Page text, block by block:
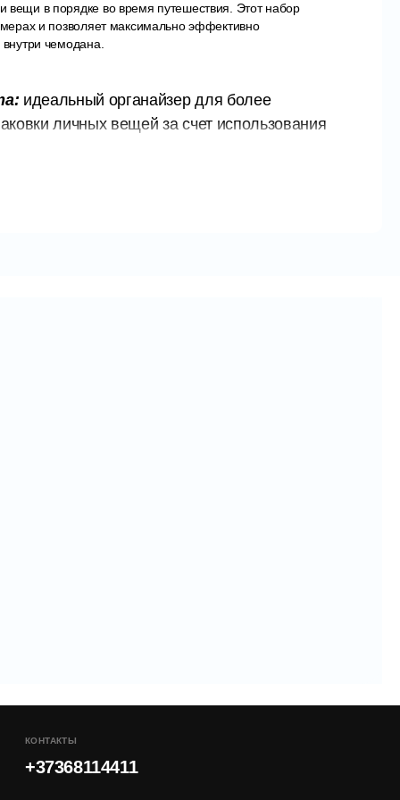
вещи в порядке во время путешествия. Этот набор
и позволяет максимально эффективно
внутри чемодана.
идеальный органайзер для более
личных вещей за счет использования
сумки.
КОНТАКТЫ
+37368114411